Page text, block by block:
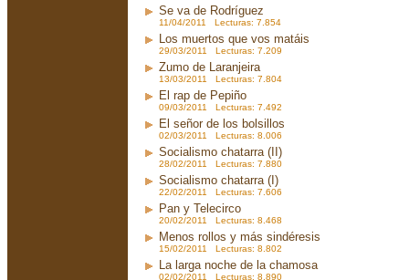
Se va de Rodríguez
11/04/2011 Lecturas: 7.854
Los muertos que vos matáis
29/03/2011 Lecturas: 7.209
Zumo de Laranjeira
13/03/2011 Lecturas: 7.804
El rap de Pepiño
09/03/2011 Lecturas: 7.492
El señor de los bolsillos
02/03/2011 Lecturas: 8.006
Socialismo chatarra (II)
28/02/2011 Lecturas: 7.880
Socialismo chatarra (I)
22/02/2011 Lecturas: 7.606
Pan y Telecirco
20/02/2011 Lecturas: 8.468
Menos rollos y más sindéresis
15/02/2011 Lecturas: 8.802
La larga noche de la chamosa
02/02/2011 Lecturas: 8.890